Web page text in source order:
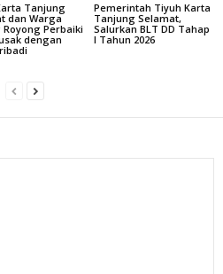
Tanjung
dan Warga
Royong Perbaiki
dengan
Pemerintah Tiyuh Karta
Tanjung Selamat,
Salurkan BLT DD Tahap
I Tahun 2026